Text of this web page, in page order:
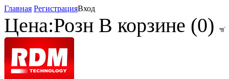
Главная РегистрацияВход
Цена:Розн В корзине (0)